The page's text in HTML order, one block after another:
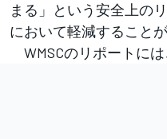
まる」という安全上の
において軽減すること
WMSCのリポートには